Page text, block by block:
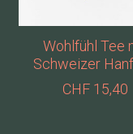
Wohlfühl Tee
Schweizer
CHF 15,40